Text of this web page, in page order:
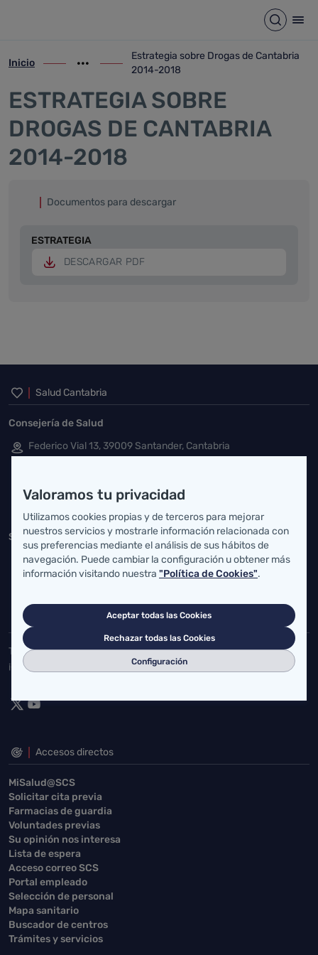
Estrategia sobre Drogas de
Abrir
ir-a inicio
Inicio
Mostrar opciones del camino de migas
ir-a Estrategia sobre Drogas de
Estrategia sobre Drogas de Cantabria
2014-2018
ESTRATEGIA SOBRE
DROGAS DE CANTABRIA
2014-2018
Documentos para descargar
ESTRATEGIA
DESCARGAR PDF
Inicio del pie de página
Salud Cantabria
Consejería de Salud
Federico Vial 13, 39009 Santander, Cantabria
942208130 942395562
Servicio Cántabro de Salud
Cardenal Herrera Oria, S/N 39011 Santander, Cantabria
942202772
Toda la actualidad de Salud Cantabria en las redes sociales.
¡Síguenos!
Accesos directos
MiSalud@SCS
Solicitar cita previa
Farmacias de guardia
Voluntades previas
Su opinión nos interesa
Lista de espera
Acceso correo SCS
Portal empleado
Selección de personal
Mapa sanitario
Buscador de centros
Trámites y servicios
Valoramos tu privacidad
Utilizamos cookies propias y de terceros para mejorar
nuestros servicios y mostrarle información relacionada con
sus preferencias mediante el análisis de sus hábitos de
navegación. Puede cambiar la configuración u obtener más
información visitando nuestra "Política de Cookies".
Aceptar todas las Cookies
Rechazar todas las Cookies
Configuración